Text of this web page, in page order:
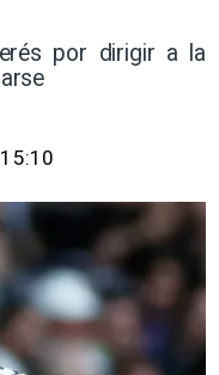
por dirigir a la